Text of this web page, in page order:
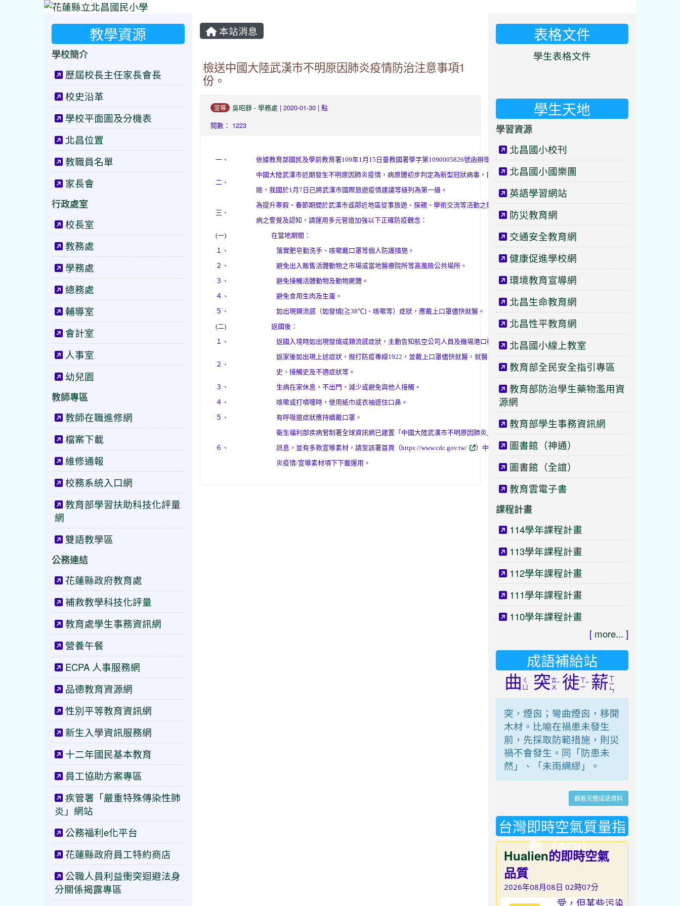
本站消息
檢送中國大陸武漢市不明原因肺炎疫情防治注意事項1
份。
宣導 吳昭靜- 學務處 | 2020-01-30 | 點
閱數： 1223
一、 依據教育部國民及學前教育署109年1月15日臺教國署學字第1090005826號函辦理。
二、
中國大陸武漢市近期發生不明原因肺炎疫情，病原體初步判定為新型冠狀病毒，目前仍有感染風
險，我國於1月7日已將武漢市國際旅遊疫情建議等級列為第一級。
三、
為提升寒假、春節期間於武漢市或鄰近地區從事旅遊、探親、學術交流等活動之教職員工生對該疾
病之警覺及認知，請運用多元管道加強以下正確防疫觀念：
(一)
在當地期間：
１、
落實肥皂勤洗手、咳嗽戴口罩等個人防護措施。
２、
避免出入販售活體動物之市場或當地醫療院所等高風險公共場所。
３、
避免接觸活體動物及動物屍體。
４、
避免食用生肉及生蛋。
５、
如出現類流感（如發燒[≧38℃]、咳嗽等）症狀，應戴上口罩儘快就醫。
(二)
返國後：
１、
返國入境時如出現發燒或類流感症狀，主動告知航空公司人員及機場港口檢疫人員。
２、
返家後如出現上述症狀，撥打防疫專線1922，並戴上口罩儘快就醫，就醫時告知醫師旅遊
史、接觸史及不適症狀等。
３、
生病在家休息，不出門，減少或避免與他人接觸。
４、
咳嗽或打噴嚏時，使用紙巾或衣袖遮住口鼻。
５、
有呼吸道症狀應持續戴口罩。
６、
衛生福利部疾病管制署全球資訊網已建置「中國大陸武漢市不明原因肺炎」專區，提供疫情
訊息，並有多款宣導素材，請至該署首頁（https://www.cdc.gov.tw/
）中國大陸武漢發生肺
炎疫情/宣導素材項下下載運用。
教學資源
學校簡介
歷屆校長主任家長會長
校史沿革
學校平面圖及分機表
北昌位置
教職員名單
家長會
行政處室
校長室
教務處
學務處
總務處
輔導室
會計室
人事室
幼兒園
教師專區
教師在職進修網
檔案下載
維修通報
校務系統入口網
教育部學習扶助科技化評量
網
雙語教學區
公務連結
花蓮縣政府教育處
補救教學科技化評量
教育處學生事務資訊網
營養午餐
ECPA 人事服務網
品德教育資源網
性別平等教育資訊網
新生入學資訊服務網
十二年國民基本教育
員工協助方案專區
疾管署「嚴重特殊傳染性肺
炎」網站
公務福利e化平台
花蓮縣政府員工特約商店
公職人員利益衝突迴避法身
分關係揭露專區
表格文件
學生表格文件
學生天地
學習資源
北昌國小校刊
北昌國小國樂團
英語學習網站
防災教育網
交通安全教育網
健康促進學校網
環境教育宣導網
北昌生命教育網
北昌性平教育網
北昌國小線上教室
教育部全民安全指引專區
教育部防治學生藥物濫用資
源網
教育部學生事務資訊網
圖書館（神通）
圖書館（全誼）
教育雲電子書
課程計畫
114學年課程計畫
113學年課程計畫
112學年課程計畫
111學年課程計畫
110學年課程計畫
[ more... ]
成語補給站
曲 ㄑ
ㄩ
突ㄊ
ㄨˊ 徙ㄧˇ 薪ㄧ
ㄣ
突，煙囪；彎曲煙囪，移開
木材。比喻在禍患未發生
前，先採取防範措施，則災
禍不會發生。同「防患未
然」、「未雨綢繆」。
觀看完整成語資料
台灣即時空氣質量指
數（AQI）
Hualien的即時空氣
品質
2026年08月08日 02時07分